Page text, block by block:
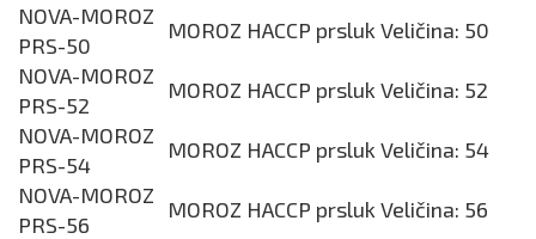
NOVA-MOROZ
PRS-50
MOROZ HACCP prsluk Veličina: 50
NOVA-MOROZ
PRS-52
MOROZ HACCP prsluk Veličina: 52
NOVA-MOROZ
PRS-54
MOROZ HACCP prsluk Veličina: 54
NOVA-MOROZ
PRS-56
MOROZ HACCP prsluk Veličina: 56